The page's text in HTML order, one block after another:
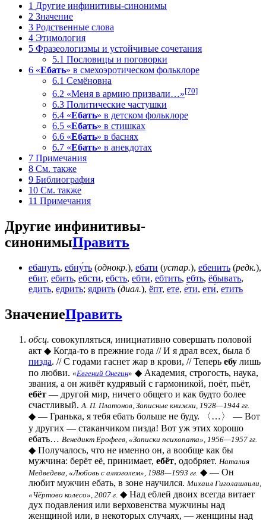
1 Другие инфинитивы-синонимы
2 Значение
3 Родственные слова
4 Этимология
5 Фразеологизмы и устойчивые сочетания
5.1 Пословицы и поговорки
6 «Ебать» в смехоэротическом фольклоре
6.1 Семёновна
6.2 «Меня в армию призвали…»[70]
6.3 Политические частушки
6.4 «Ебать» в детском фольклоре
6.5 «Ебать» в стишках
6.6 «Ебать» в баснях
6.7 «Ебать» в анекдотах
7 Примечания
8 См. также
9 Библиография
10 См. также
11 Примечания
Другие инфинитивы-
синонимыПравить
ебануть, ебну́ть (однокр.), ебати (устар.), ебенить (редк.),
ебит, ебить, ебсти, ебсть, ебти, ебтить, ебть, ёбывать,
едить, едрить; ядрить (диал.), ёпт, ете, е́ти, ети́, етить
ЗначениеПравить
обсц. совокупляться, инициативно совершать половой
акт ◆ Когда-то в прежние года // И я драл всех, была б
пизда. // С годами гаснет жар в крови, // Теперь ебу лишь
по любви. «Евгений Онегин» ◆ Академия, строгость, наука,
звания, а он живёт кудрявый с гармоникой, поёт, пьёт,
ебёт — другой мир, ничего общего и как будто более
счастливый. А. П. Платонов, Записные книжки, 1928—1944 гг.
◆ — Гранька, я тебя ебать больше не буду. 〈…〉 — Вот
у других — стаканчиком пизда! Вот уж этих хорошо
ебать… Венедикт Ерофеев, «Записки психопата», 1956—1957 гг.
◆ Получалось, что не именно он, а вообще как бы
мужчина: берёт её, принимает, ебёт, одобряет. Наталия
Медведева, «Любовь с алкоголем», 1988—1993 гг. ◆ — Он
любит мужчин ебать, в зоне научился. Михаил Гиголашвили,
«Чёртово колесо», 2007 г. ◆ Над еблей двоих всегда витает
дух подавления или верховенства мужчины над
женщиной или, в некоторых случаях, — женщины над